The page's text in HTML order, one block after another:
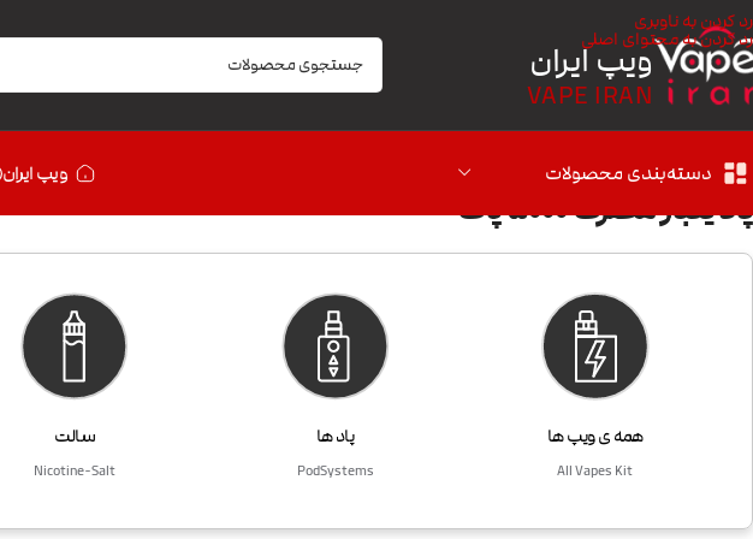
رد کردن به ناوبری
رد کردن به محتوای اصلی
ویپ ایران
VAPE IRAN
دسته‌بندی محصولات ویپ ایران
پاد یکبار مصرف 5000 پاف
همه ی ویپ ها
All Vapes Kit
پاد ها
PodSystems
سالت
Nicotine-Salt